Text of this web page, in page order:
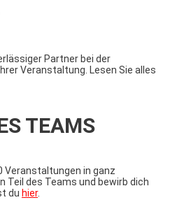
Partner bei der
Veranstaltung. Lesen Sie alles
TEAMS
Veranstaltungen in ganz
Teil des Teams und bewirb dich
du hier.